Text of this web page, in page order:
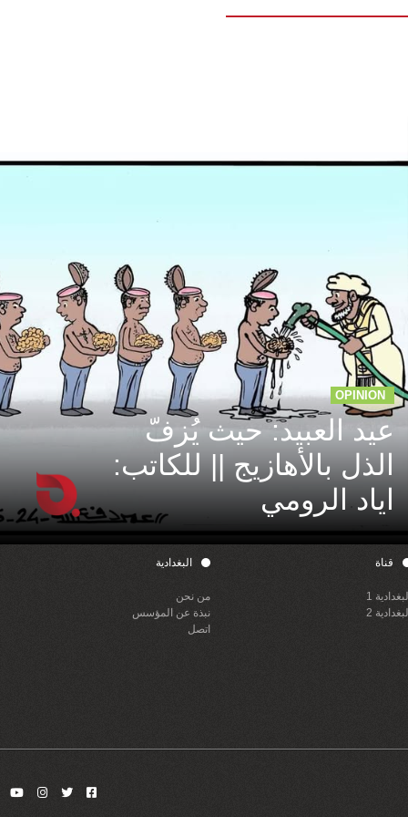
OPINION
عيد العبيد: حيث يُزفّ
الذل بالأهازيج || للكاتب:
اياد الرومي
قناة
البغدادية 1
البغدادية 2
البغدادية
من نحن
نبذة عن المؤسس
اتصل